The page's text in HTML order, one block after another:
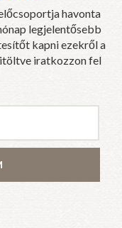
havonta
legjelentősebb
kapni ezekről a
iratkozzon fel